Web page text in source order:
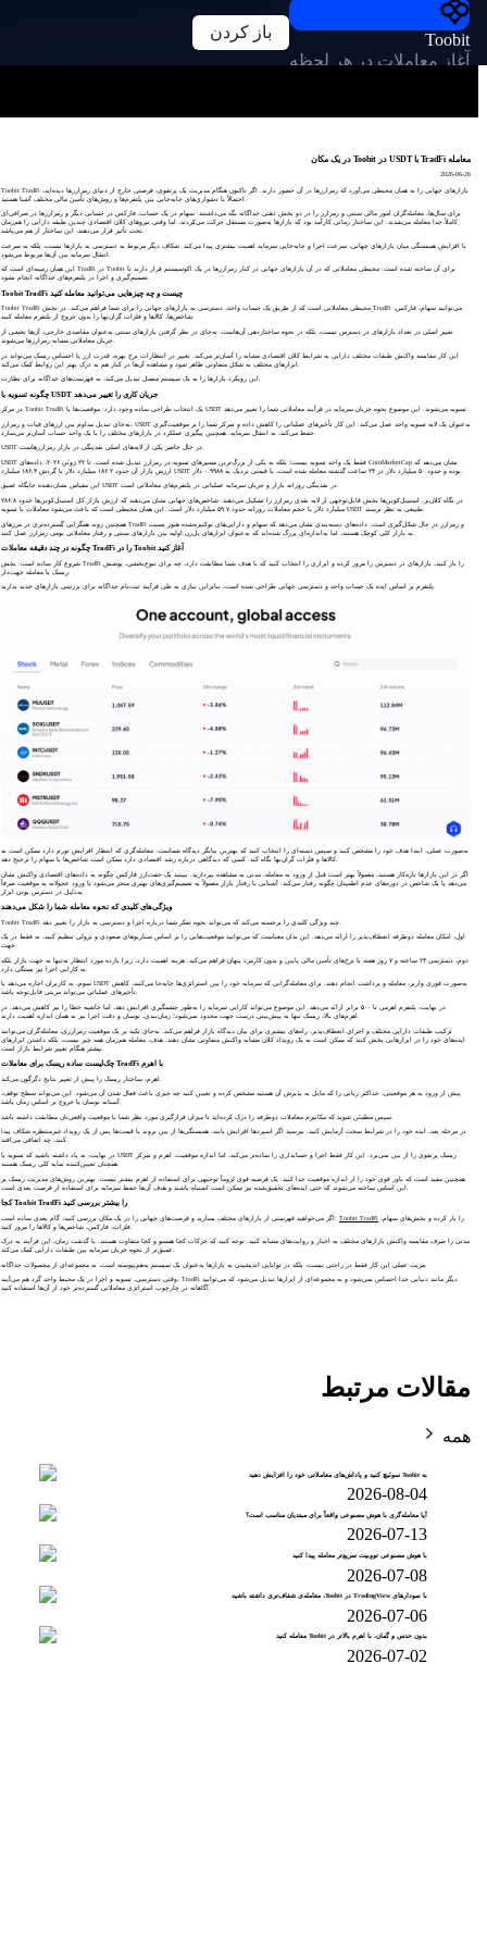
Toobit
آغاز معاملات در هر لحظه
باز کردن
معامله TradFi با USDT در Toobit در یک مکان
2026-06-26
Toobit TradFi بازارهای جهانی را به همان محیطی می‌آورد که رمزارزها در آن حضور دارند. اگر تاکنون هنگام مدیریت یک پرتفوی، فرصتی خارج از دنیای رمزارزها دیده‌اید،
برای سال‌ها، معامله‌گران امور مالی سنتی و رمزارز را در دو بخش ذهنی جداگانه نگه می‌داشتند. سهام در یک حساب، فارکس در حسابی دیگر و رمزارزها در صرافی‌ای
کاملاً جدا معامله می‌شدند. این ساختار زمانی کارآمد بود که بازارها به‌صورت مستقل حرکت می‌کردند، اما وقتی نیروهای کلان اقتصادی چندین طبقه دارایی را هم‌زمان
با افزایش همبستگی میان بازارهای جهانی، سرعت اجرا و جابه‌جایی سرمایه اهمیت بیشتری پیدا می‌کند. شکاف دیگر مربوط به دسترسی به بازارها نیست، بلکه به سرعت
این همان زمینه‌ای است که TradFi در Toobit برای آن ساخته شده است: محیطی معاملاتی که در آن بازارهای جهانی در کنار رمزارزها در یک اکوسیستم قرار دارند تا
Toobit TradFi چیست و چه چیزهایی می‌توانید معامله کنید
Toobit TradFi محیطی معاملاتی است که از طریق یک حساب واحد، دسترسی به بازارهای جهانی را برای شما فراهم می‌کند. در بخش TradFi می‌توانید سهام، فارکس،
شاخص‌ها، کالاها و فلزات گران‌بها را بدون خروج از پلتفرم معامله کنید.
تغییر اصلی در تعداد بازارهای در دسترس نیست، بلکه در نحوه ساختاردهی آن‌هاست. به‌جای در نظر گرفتن بازارهای سنتی به‌عنوان مقاصدی خارجی، آن‌ها بخشی از
این کار مقایسه واکنش طبقات مختلف دارایی به شرایط کلان اقتصادی مشابه را آسان‌تر می‌کند. تغییر در انتظارات نرخ بهره، قدرت ارز یا احساس ریسک می‌تواند در
چگونه تسویه با USDT جریان کاری را تغییر می‌دهد
در مرکز Toobit TradFi یک انتخاب طراحی ساده وجود دارد: موقعیت‌ها با USDT تسویه می‌شوند. این موضوع نحوه جریان سرمایه در فرآیند معاملاتی شما را تغییر می‌دهد.
به‌جای تبدیل مداوم بین ارزهای فیات و رمزارز، USDT به‌عنوان یک لایه تسویه واحد عمل می‌کند. این کار تأخیرهای عملیاتی را کاهش داده و تمرکز شما را بر موقعیت‌گیری
USDT در حال حاضر یکی از لایه‌های اصلی نقدینگی در بازار رمزارزهاست.
USDT فقط یک واحد تسویه نیست؛ بلکه به یکی از بزرگ‌ترین مسیرهای تسویه در رمزارز تبدیل شده است. تا ۲۲ ژوئن ۲۰۲۶، داده‌های CoinMarketCap نشان می‌دهد که
این مقیاس نشان‌دهنده جایگاه عمیق USDT در نقدینگی روزانه بازار و جریان سرمایه عملیاتی در پلتفرم‌های معاملاتی است.
در نگاه کلان‌تر، استیبل‌کوین‌ها بخش قابل‌توجهی از لایه نقدی رمزارز را تشکیل می‌دهند. شاخص‌های جهانی نشان می‌دهند که ارزش بازار کل استیبل‌کوین‌ها حدود ۲۸۶.۸
همچنین روند همگرایی گسترده‌تری در مرزهای TradFi و رمزارز در حال شکل‌گیری است. داده‌های دسته‌بندی نشان می‌دهد که سهام و دارایی‌های توکنیزه‌شده هنوز نسبت
چگونه در چند دقیقه معاملات TradFi را در Toobit آغاز کنید
شروع کار ساده است. بخش TradFi را باز کنید، بازارهای در دسترس را مرور کرده و ابزاری را انتخاب کنید که با هدف شما مطابقت دارد، چه برای تنوع‌بخشی، پوشش
پلتفرم بر اساس ایده یک حساب واحد و دسترسی جهانی طراحی شده است، بنابراین نیازی به طی فرآیند ثبت‌نام جداگانه برای بررسی بازارهای جدید ندارید.
به‌صورت عملی، ابتدا هدف خود را مشخص کنید و سپس دسته‌ای را انتخاب کنید که بهترین بیانگر دیدگاه شماست. معامله‌گری که انتظار افزایش تورم دارد ممکن است به
اگر در این بازارها تازه‌کار هستید، معمولاً بهتر است قبل از ورود به معامله، مدتی به مشاهده بپردازید. ببینید یک جفت‌ارز فارکس چگونه به داده‌های اقتصادی واکنش نشان
می‌دهد یا یک شاخص در دوره‌های عدم اطمینان چگونه رفتار می‌کند. آشنایی با رفتار بازار معمولاً به تصمیم‌گیری‌های بهتری منجر می‌شود تا ورود عجولانه به موقعیت صرفاً
ویژگی‌های کلیدی که نحوه معامله شما را شکل می‌دهند
اول، امکان معامله دوطرفه انعطاف‌پذیر را ارائه می‌دهد. این بدان معناست که می‌توانید موقعیت‌هایی را بر اساس سناریوهای صعودی و نزولی تنظیم کنید، نه فقط در یک
جهت.
دوم، دسترسی ۲۴ ساعته و ۷ روز هفته با نرخ‌های تأمین مالی پایین و بدون کارمزد پنهان فراهم می‌کند. هزینه اهمیت دارد، زیرا بازده مورد انتظار نه‌تنها به جهت بازار بلکه
سوم، به کاربران اجازه می‌دهد با USDT به‌صورت فوری واریز، معامله و برداشت انجام دهند. برای معامله‌گرانی که سرمایه خود را بین استراتژی‌ها جابه‌جا می‌کنند، کاهش
تأخیرهای عملیاتی می‌تواند مزیتی قابل‌توجه باشد.
در نهایت، پلتفرم اهرمی تا ۵۰۰ برابر ارائه می‌دهد. این موضوع می‌تواند کارایی سرمایه را به‌طور چشمگیری افزایش دهد، اما حاشیه خطا را نیز کاهش می‌دهد. در
ترکیب طبقات دارایی مختلف و اجرای انعطاف‌پذیر، راه‌های بیشتری برای بیان دیدگاه بازار فراهم می‌کند. به‌جای تکیه بر یک موقعیت رمزارزی، معامله‌گران می‌توانند
ایده‌های خود را در ابزارهایی پخش کنند که ممکن است به یک رویداد کلان مشابه واکنش متفاوتی نشان دهند. هدف، معامله هم‌زمان همه چیز نیست، بلکه داشتن ابزارهای
چک‌لیست ساده ریسک برای معاملات TradFi با اهرم
پیش از ورود به هر موقعیتی، حداکثر زیانی را که مایل به پذیرش آن هستید مشخص کرده و تعیین کنید چه چیزی باعث فعال شدن آن می‌شود. این می‌تواند سطح توقف،
آستانه نوسان یا خروج بر اساس زمان باشد.
در مرحله بعد، ایده خود را در شرایط سخت آزمایش کنید. بپرسید اگر اسپردها افزایش یابند، همبستگی‌ها از بین بروند یا قیمت‌ها پس از یک رویداد غیرمنتظره شکاف پیدا
کنند، چه اتفاقی می‌افتد.
در نهایت، به یاد داشته باشید که تسویه با USDT ریسک پرتفوی را از بین نمی‌برد. این کار فقط اجرا و حسابداری را ساده‌تر می‌کند، اما اندازه موقعیت، اهرم و تمرکز
همچنین مفید است که باور قوی خود را از اندازه موقعیت جدا کنید. یک فرضیه قوی لزوماً توجیهی برای استفاده از اهرم بیشتر نیست. بهترین روش‌های مدیریت ریسک بر
کجا Toobit TradFi را بیشتر بررسی کنید
اگر می‌خواهید فهرستی از بازارهای مختلف بسازید و فرصت‌های جهانی را در یک مکان بررسی کنید، گام بعدی ساده است:Toobit TradFi
مدتی را صرف مقایسه واکنش بازارهای مختلف به اخبار و روایت‌های مشابه کنید. توجه کنید که حرکات کجا همسو و کجا متفاوت هستند. با گذشت زمان، این فرآیند به درک
عمیق‌تر از نحوه جریان سرمایه بین طبقات دارایی کمک می‌کند.
وقتی دسترسی، تسویه و اجرا در یک محیط واحد گرد هم می‌آیند، TradFi دیگر مانند دنیایی جدا احساس نمی‌شود و به مجموعه‌ای از ابزارها تبدیل می‌شود که می‌توانید
آگاهانه در چارچوب استراتژی معاملاتی گسترده‌تر خود از آن‌ها استفاده کنید.
مقالات مرتبط
همه
به Toobit سوئیچ کنید و پاداش‌های معاملاتی خود را افزایش دهید
2026-08-04
آیا معامله‌گری با هوش مصنوعی واقعاً برای مبتدیان مناسب است؟
2026-07-13
با هوش مصنوعی تووبیت سریع‌تر معامله پیدا کنید
2026-07-08
با نمودارهای TradingView در Toobit، معامله‌ی شفاف‌تری داشته باشید
2026-07-06
بدون حدس و گمان، با اهرم بالاتر در Toobit معامله کنید
2026-07-02